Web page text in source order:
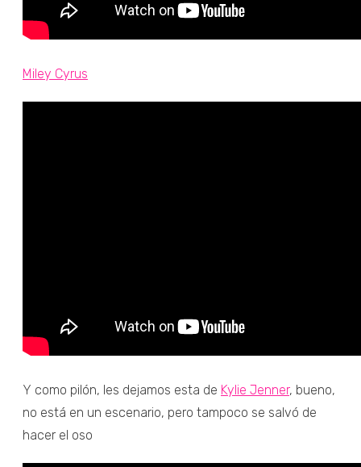
Miley Cyrus
Y como pilón, les dejamos esta de Kylie Jenner, bueno,
no está en un escenario, pero tampoco se salvó de
hacer el oso